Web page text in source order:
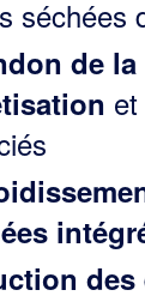
séchées
de